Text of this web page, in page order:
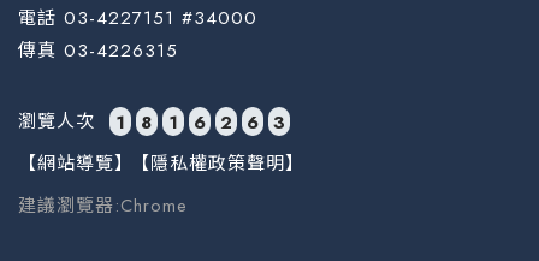
電話 03-4227151 #34000
傳真 03-4226315
瀏覽人次 1 8 1 6 2 6 3
【網站導覽】
【隱私權政策聲明】
建議瀏覽器:Chrome